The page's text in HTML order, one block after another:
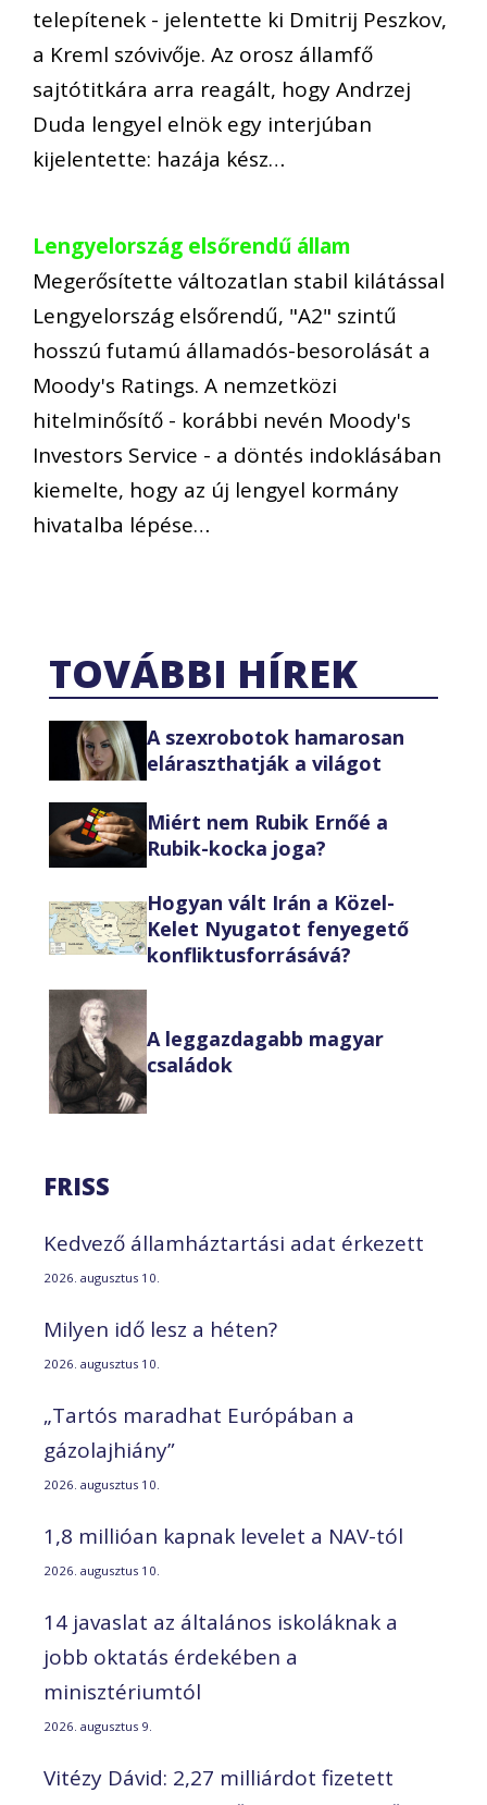
telepítenek - jelentette ki Dmitrij Peszkov,
a Kreml szóvivője. Az orosz államfő
sajtótitkára arra reagált, hogy Andrzej
Duda lengyel elnök egy interjúban
kijelentette: hazája kész…
Lengyelország elsőrendű állam
Megerősítette változatlan stabil kilátással
Lengyelország elsőrendű, "A2" szintű
hosszú futamú államadós-besorolását a
Moody's Ratings. A nemzetközi
hitelminősítő - korábbi nevén Moody's
Investors Service - a döntés indoklásában
kiemelte, hogy az új lengyel kormány
hivatalba lépése…
TOVÁBBI HÍREK
A szexrobotok hamarosan
eláraszthatják a világot
Miért nem Rubik Ernőé a
Rubik-kocka joga?
Hogyan vált Irán a Közel-
Kelet Nyugatot fenyegető
konfliktusforrásává?
A leggazdagabb magyar
családok
FRISS
Kedvező államháztartási adat érkezett
2026. augusztus 10.
Milyen idő lesz a héten?
2026. augusztus 10.
„Tartós maradhat Európában a
gázolajhiány”
2026. augusztus 10.
1,8 millióan kapnak levelet a NAV-tól
2026. augusztus 10.
14 javaslat az általános iskoláknak a
jobb oktatás érdekében a
minisztériumtól
2026. augusztus 9.
Vitézy Dávid: 2,27 milliárdot fizetett